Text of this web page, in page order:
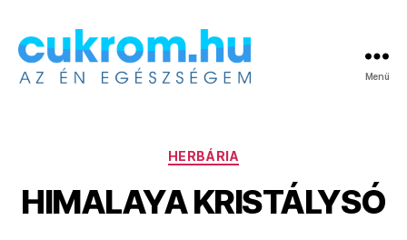
Menü
Kategóriák
HERBÁRIA
HIMALAYA KRISTÁLYSÓ